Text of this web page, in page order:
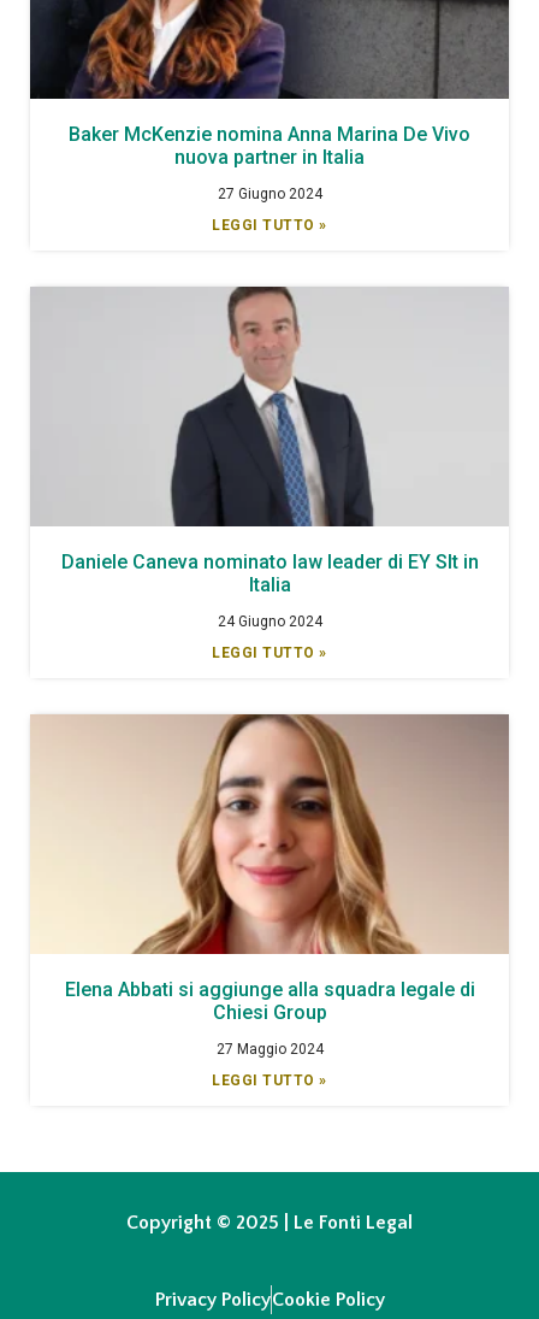
Baker McKenzie nomina Anna Marina De Vivo
nuova partner in Italia
27 Giugno 2024
LEGGI TUTTO »
Daniele Caneva nominato law leader di EY Slt in
Italia
24 Giugno 2024
LEGGI TUTTO »
Elena Abbati si aggiunge alla squadra legale di
Chiesi Group
27 Maggio 2024
LEGGI TUTTO »
Copyright © 2025 | Le Fonti Legal
Privacy PolicyCookie Policy